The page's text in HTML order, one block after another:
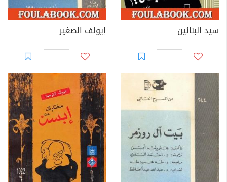
سيد البنائين إيولف الصغير